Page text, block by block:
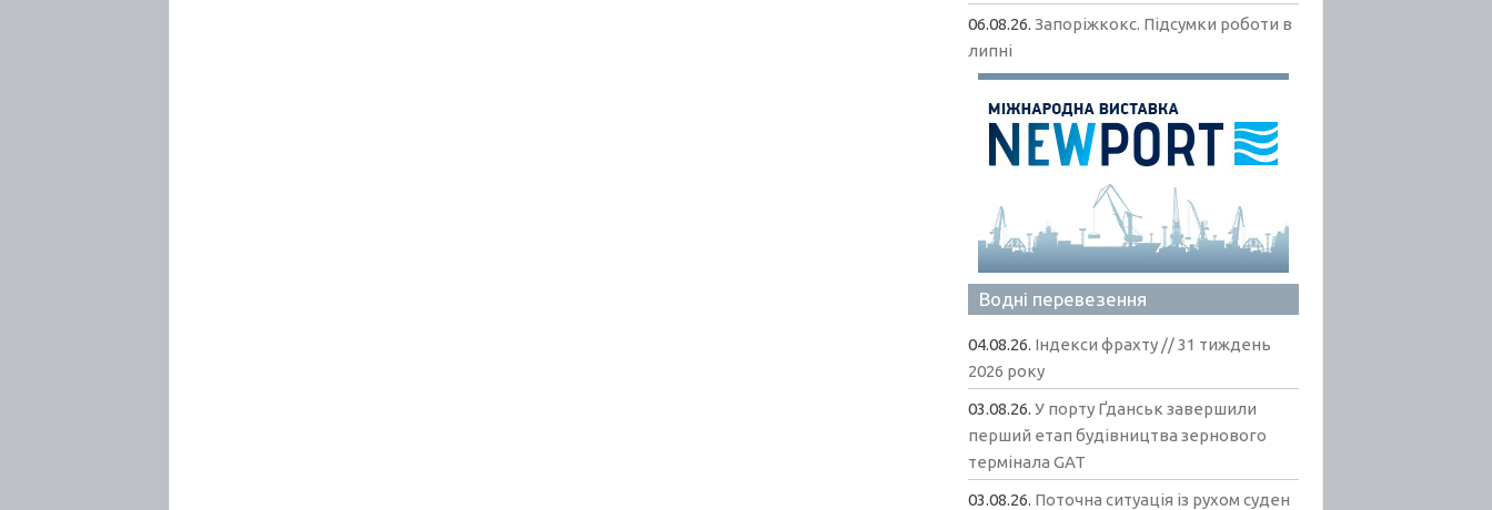
06.08.26.Запоріжкокс. Підсумки роботи в
липні
Водні перевезення
04.08.26. Індекси фрахту // 31 тиждень
2026 року
03.08.26.У порту Ґданськ завершили
перший етап будівництва зернового
термінала GAT
03.08.26. Поточна ситуація із рухом суден